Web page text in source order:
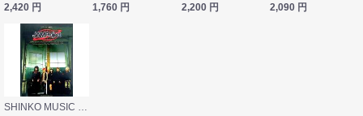
2,420 円
1,760 円
2,200 円
2,090 円